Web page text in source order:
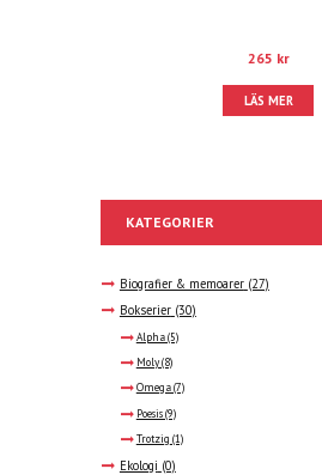
265 kr
LÄS MER
KATEGORIER
Biografier & memoarer (27)
Bokserier (30)
Alpha(5)
Moly(8)
Omega(7)
Poesis(9)
Trotzig (1)
Ekologi (0)